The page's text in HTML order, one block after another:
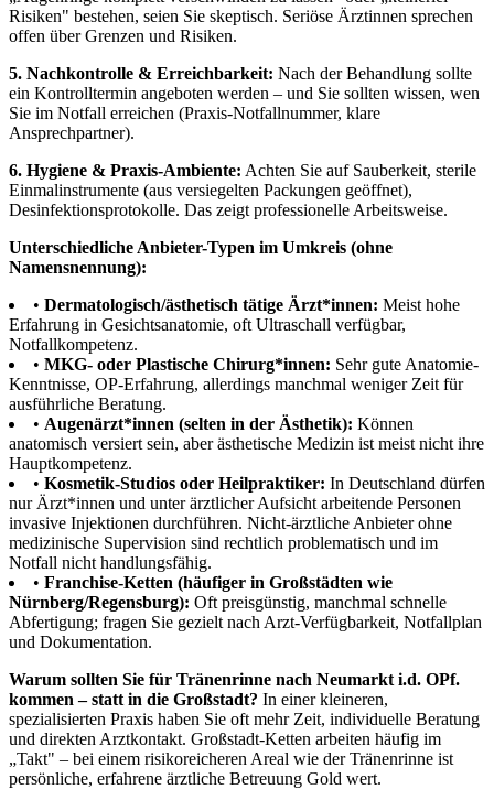
Risiken" bestehen, seien Sie skeptisch. Seriöse Ärztinnen sprechen
offen über Grenzen und Risiken.
5. Nachkontrolle & Erreichbarkeit: Nach der Behandlung sollte
ein Kontrolltermin angeboten werden – und Sie sollten wissen, wen
Sie im Notfall erreichen (Praxis-Notfallnummer, klare
Ansprechpartner).
6. Hygiene & Praxis-Ambiente: Achten Sie auf Sauberkeit, sterile
Einmalinstrumente (aus versiegelten Packungen geöffnet),
Desinfektionsprotokolle. Das zeigt professionelle Arbeitsweise.
Unterschiedliche Anbieter-Typen im Umkreis (ohne
Namensnennung):
• Dermatologisch/ästhetisch tätige Ärzt*innen: Meist hohe
Erfahrung in Gesichtsanatomie, oft Ultraschall verfügbar,
Notfallkompetenz.
• MKG- oder Plastische Chirurg*innen: Sehr gute Anatomie-
Kenntnisse, OP-Erfahrung, allerdings manchmal weniger Zeit für
ausführliche Beratung.
• Augenärzt*innen (selten in der Ästhetik): Können
anatomisch versiert sein, aber ästhetische Medizin ist meist nicht ihre
Hauptkompetenz.
• Kosmetik-Studios oder Heilpraktiker: In Deutschland dürfen
nur Ärzt*innen und unter ärztlicher Aufsicht arbeitende Personen
invasive Injektionen durchführen. Nicht-ärztliche Anbieter ohne
medizinische Supervision sind rechtlich problematisch und im
Notfall nicht handlungsfähig.
• Franchise-Ketten (häufiger in Großstädten wie
Nürnberg/Regensburg): Oft preisgünstig, manchmal schnelle
Abfertigung; fragen Sie gezielt nach Arzt-Verfügbarkeit, Notfallplan
und Dokumentation.
Warum sollten Sie für Tränenrinne nach Neumarkt i.d. OPf.
kommen – statt in die Großstadt? In einer kleineren,
spezialisierten Praxis haben Sie oft mehr Zeit, individuelle Beratung
und direkten Arztkontakt. Großstadt-Ketten arbeiten häufig im
„Takt" – bei einem risikoreicheren Areal wie der Tränenrinne ist
persönliche, erfahrene ärztliche Betreuung Gold wert.